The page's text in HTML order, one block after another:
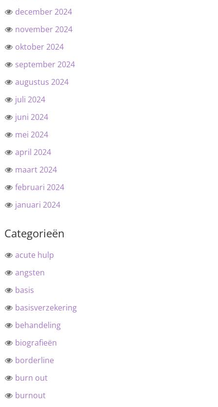
december 2024
november 2024
oktober 2024
september 2024
augustus 2024
juli 2024
juni 2024
mei 2024
april 2024
maart 2024
februari 2024
januari 2024
Categorieën
acute hulp
angsten
basis
basisverzekering
behandeling
biografieën
borderline
burn out
burnout